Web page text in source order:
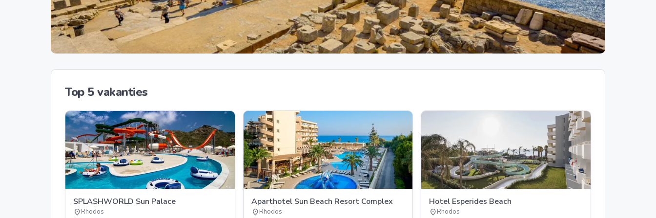
Top 5 vakanties
SPLASHWORLD Sun Palace
location_onRhodos
Aparthotel Sun Beach Resort Complex
location_onRhodos
Hotel Esperides Beach
location_onRhodos